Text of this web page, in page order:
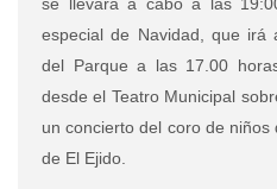
especial de Navidad, que irá
del Parque a las 17.00
desde el Teatro Municipal
un concierto del coro de
de El Ejido.